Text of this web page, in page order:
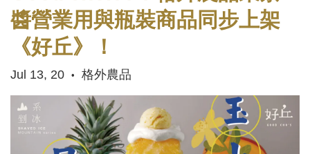
醬營業用與瓶裝商品同步上架
《好丘》！
Jul 13, 20 • 格外農品